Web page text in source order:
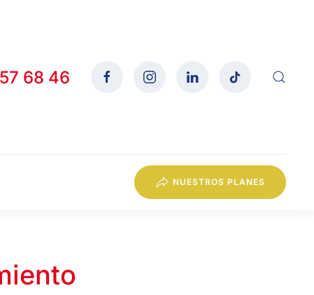
68 46
NUESTROS PLANES